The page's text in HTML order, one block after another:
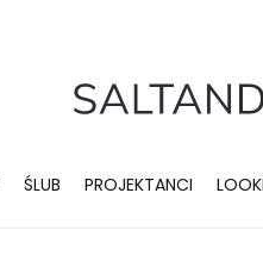
ŚLUB PROJEKTANCI